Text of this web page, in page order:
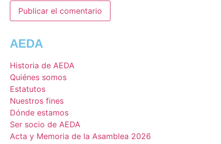
AEDA
Historia de AEDA
Quiénes somos
Estatutos
Nuestros fines
Dónde estamos
Ser socio de AEDA
Acta y Memoria de la Asamblea 2026